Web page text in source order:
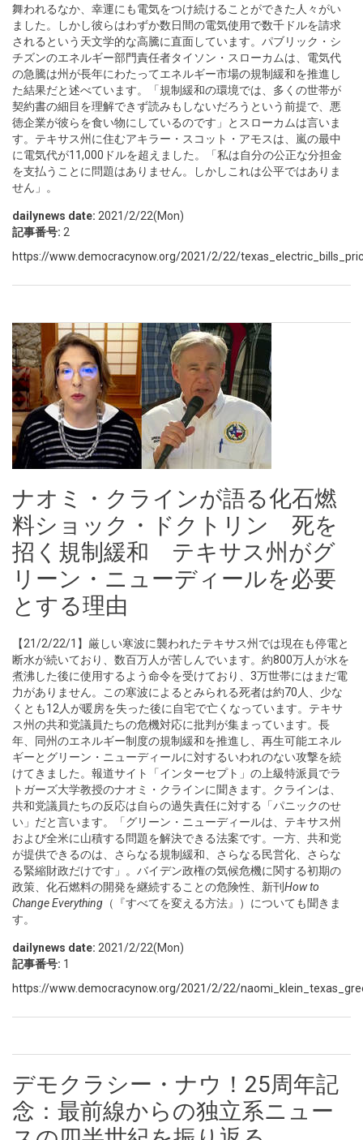
舞われるなか、幸運にも電気をつけ続けることができた人々がい
ました。しかし彼らはわずか数日間の電気使用で数千ドルを請求
されるという天文学的な高騰に直面しています。パブリック・シ
チズンのエネルギー部門責任者タイソン・スローカムは、電気代
の急騰は州が長年にわたってエネルギー市場の規制緩和を推進し
た結果だと述べています。「規制緩和の環境では、多くの世帯が
契約書の細目を理解できず読みもしないだろうという前提で、悪
徳企業が彼らを食い物にしているのです」とスローカムは言いま
す。テキサス州に住むアキラー・スコット・アモスは、嵐の最中
に電気代が11,000ドルを超えました。「私は自分の公正な分担金
を支払うことに問題はありません。しかしこれは公平ではありま
せん」。
dailynews date: 2021/2/22(Mon)
記事番号: 2
https://www.democracynow.org/2021/2/22/
ナオミ・クラインが語る化石燃
料ショック・ドクトリン 死を
招く規制緩和 テキサス州がグ
リーン・ニューディールを必要
とする理由
【21/2/22/1】厳しい寒波に襲われたテキサス州では現在も停電と
断水が続いており、数百万人が苦しんでいます。約800万人が水を
煮沸した後に使用するよう命令を受けており、3万世帯にはまだ電
力がありません。この寒波によるとみられる死者は約70人、少な
くとも12人が暖房を失った後に自宅で亡くなっています。テキサ
ス州の共和党議員たちの危機対応に批判が集まっています。長
年、同州のエネルギー制度の規制緩和を推進し、再生可能エネル
ギーとグリーン・ニューディールに対するいわれのない攻撃を続
けてきました。報道サイト「インターセプト」の上級特派員でラ
トガーズ大学教授のナオミ・クラインに聞きます。クラインは、
共和党議員たちの反応は自らの過失責任に対する「パニックのせ
い」だと言います。「グリーン・ニューディールは、テキサス州
および全米に山積する問題を解決できる法案です。一方、共和党
が提供できるのは、さらなる規制緩和、さらなる民営化、さらな
る緊縮財政だけです」。バイデン政権の気候危機に関する初期の
政策、化石燃料の開発を継続することの危険性、新刊 How to
Change Everything （『すべてを変える方法』）についても聞きま
す。
dailynews date: 2021/2/22(Mon)
記事番号: 1
https://www.democracynow.org/2021/2/22/
デモクラシー・ナウ！25周年記
念：最前線からの独立系ニュー